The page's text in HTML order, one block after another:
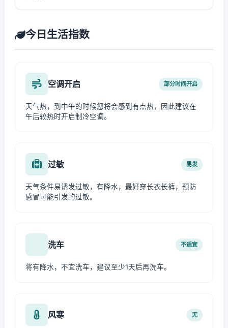
今日生活指数
空调开启 部分时间开启
天气热，到中午的时候您将会感到有点热，因此建议在
午后较热时开启制冷空调。
过敏 易发
天气条件易诱发过敏，有降水，最好穿长衣长裤，预防
感冒可能引发的过敏。
洗车 不适宜
将有降水，不宜洗车，建议至少1天后再洗车。
风寒 无